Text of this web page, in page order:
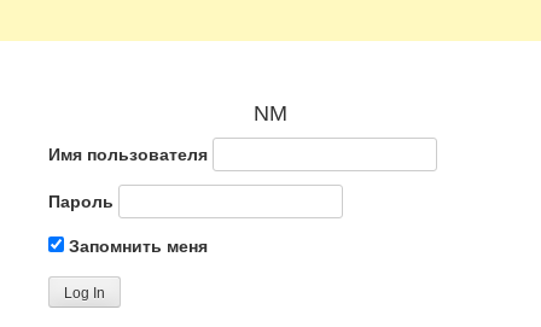
NM
Имя пользователя
Пароль
Запомнить меня